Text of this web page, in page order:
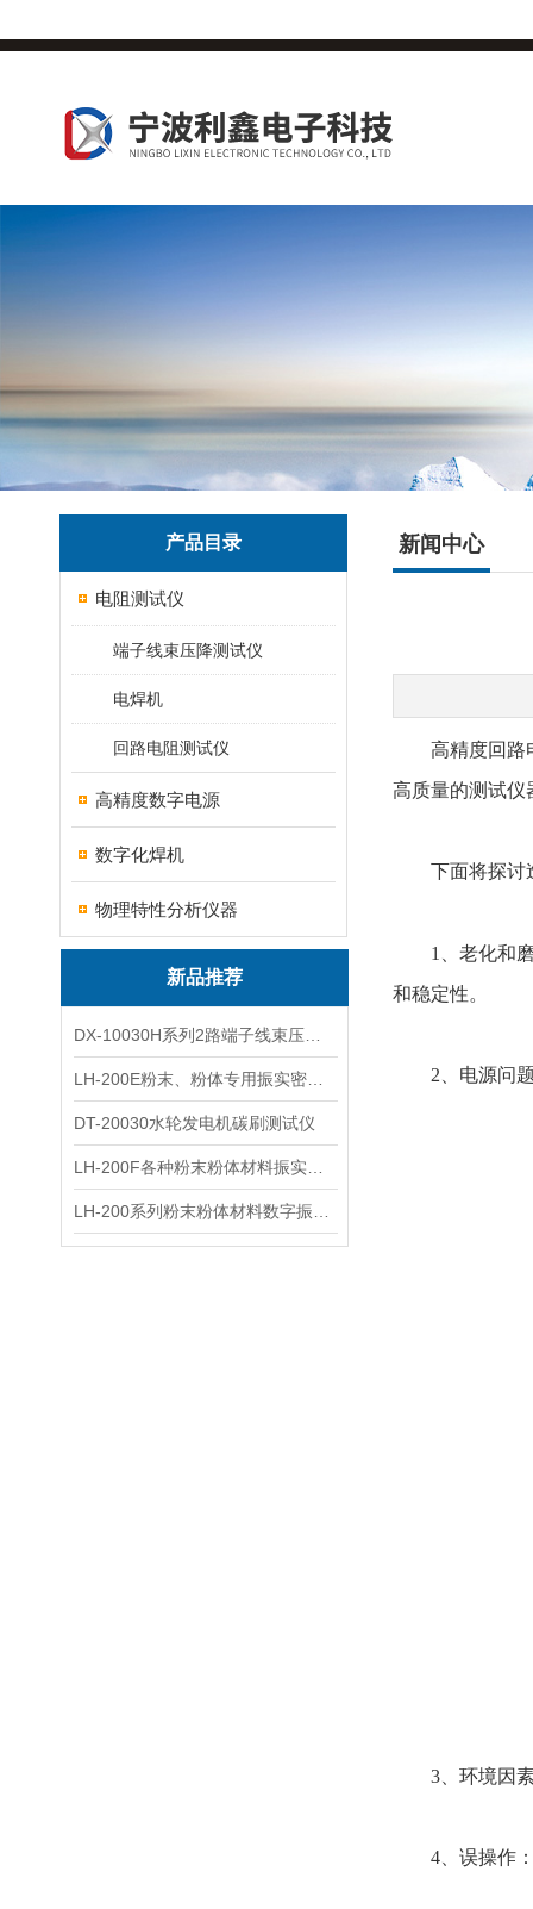
产品目录
电阻测试仪
端子线束压降测试仪
电焊机
回路电阻测试仪
高精度数字电源
数字化焊机
物理特性分析仪器
新品推荐
DT-20030水轮发电机碳刷测试仪
新闻中心
高精度回路电
高质量的测试仪
下面将探讨
1、老化和磨
和稳定性。
2、电源问题
3、环境因素
4、误操作：